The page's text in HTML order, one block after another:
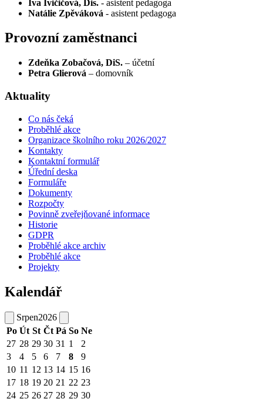
Iva Ivičičová, Dis. - asistent pedagoga
Natálie Zpěváková - asistent pedagoga
Provozní zaměstnanci
Zdeňka Zobačová, DiS. – účetní
Petra Glierová – domovník
Aktuality
Co nás čeká
Proběhlé akce
Organizace školního roku 2026/2027
Kontakty
Kontaktní formulář
Úřední deska
Formuláře
Dokumenty
Rozpočty
Povinně zveřejňované informace
Historie
GDPR
Proběhlé akce archiv
Proběhlé akce
Projekty
Kalendář
Srpen2026
Po Út St Čt Pá So Ne
27 28 29 30 31 1
2
3
4 5 6 7 8
9
10 11 12 13 14 15 16
17 18 19 20 21 22 23
24 25 26 27 28 29 30